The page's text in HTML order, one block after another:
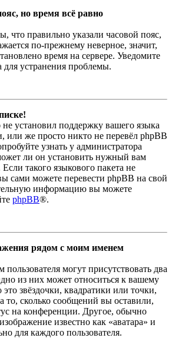
но время всё равно
что правильно указали часовой пояс,
по-прежнему неверное, значит,
время на сервере. Уведомите
для устранения проблемы.
установил поддержку вашего языка
или же просто никто не перевёл phpBB
узнать у администратора
ли он установить нужный вам
такого языкового пакета не
сами можете перевести phpBB на свой
информацию вы можете
phpBB®.
рядом с моим именем
пользователя могут присутствовать два
из них может относиться к вашему
звёздочки, квадратики или точки,
то, сколько сообщений вы оставили,
на конференции. Другое, обычно
известно как «аватара» и
для каждого пользователя.